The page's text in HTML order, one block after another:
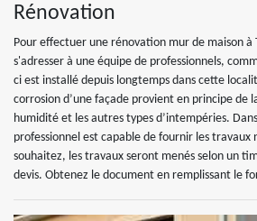
Rénovation
Pour effectuer une rénovation mur de maison à
s'adresser à une équipe de professionnels,
ci est installé depuis longtemps dans cette
corrosion d’une façade provient en principe de
humidité et les autres types d’intempéries.
professionnel est capable de fournir les travaux
souhaitez, les travaux seront menés selon un
devis. Obtenez le document en remplissant le